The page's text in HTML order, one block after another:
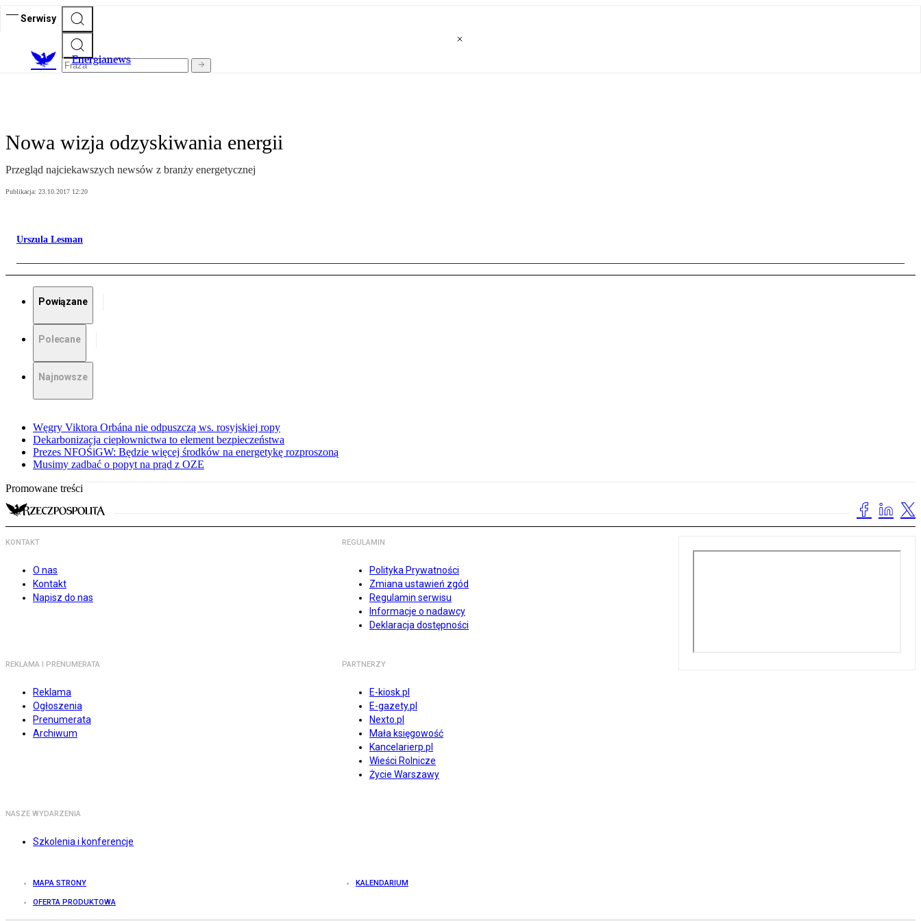
Serwisy
Energianews
Nowa wizja odzyskiwania energii
Przegląd najciekawszych newsów z branży energetycznej
Publikacja: 23.10.2017 12:20
Urszula Lesman
Powiązane
Polecane
Najnowsze
Węgry Viktora Orbána nie odpuszczą ws. rosyjskiej ropy
Dekarbonizacja ciepłownictwa to element bezpieczeństwa
Prezes NFOŚiGW: Będzie więcej środków na energetykę rozproszoną
Musimy zadbać o popyt na prąd z OZE
Promowane treści
KONTAKT
O nas
Kontakt
Napisz do nas
REGULAMIN
Polityka Prywatności
Zmiana ustawień zgód
Regulamin serwisu
Informacje o nadawcy
Deklaracja dostępności
REKLAMA I PRENUMERATA
Reklama
Ogłoszenia
Prenumerata
Archiwum
PARTNERZY
E-kiosk.pl
E-gazety.pl
Nexto.pl
Mała księgowość
Kancelarierp.pl
Wieści Rolnicze
Życie Warszawy
NASZE WYDARZENIA
Szkolenia i konferencje
MAPA STRONY KALENDARIUM
OFERTA PRODUKTOWA